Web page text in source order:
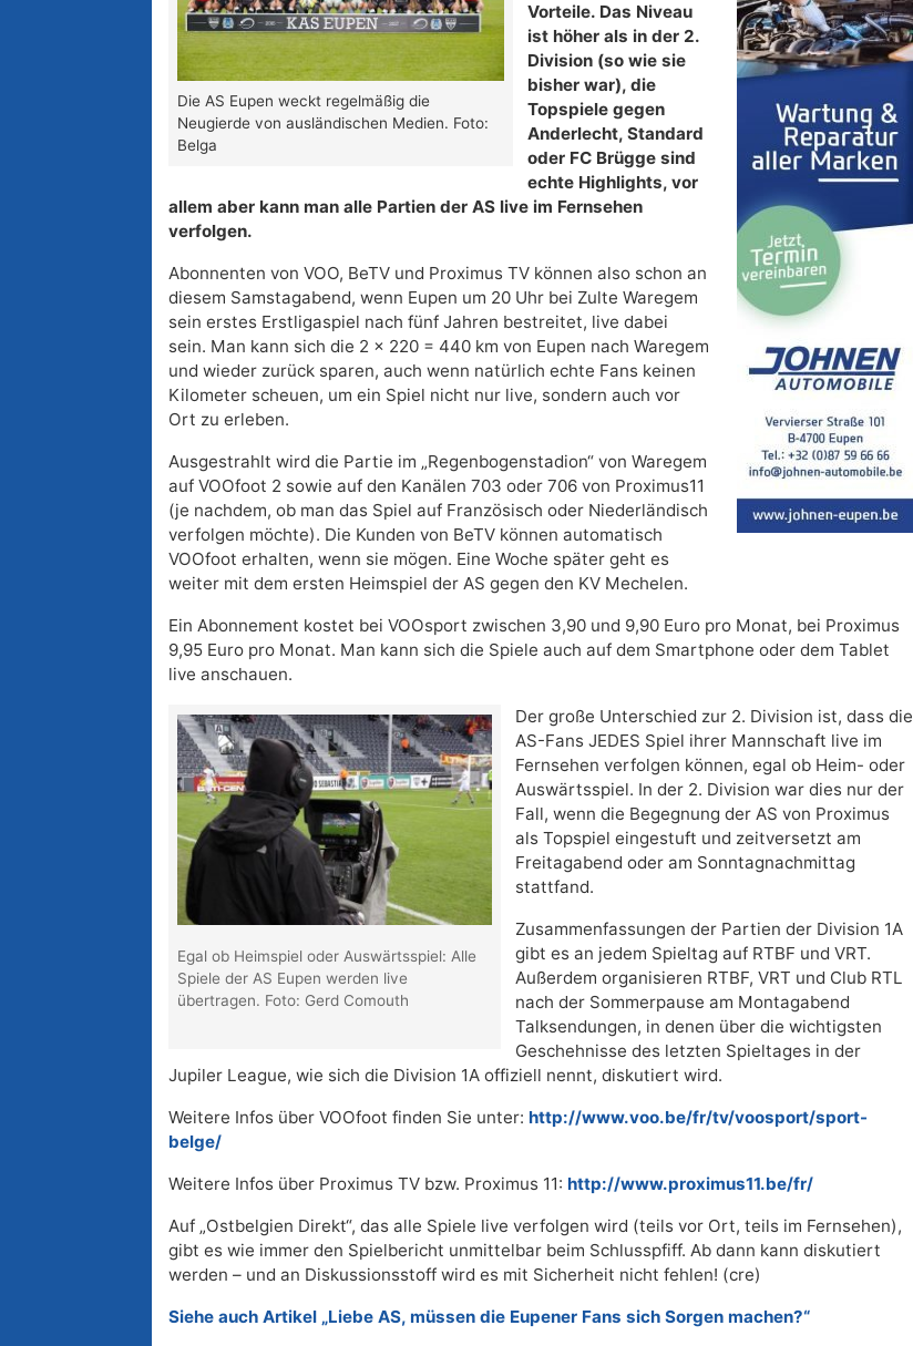
Die AS Eupen weckt regelmäßig die
Neugierde von ausländischen Medien. Foto:
Belga
Vorteile. Das Niveau
ist höher als in der 2.
Division (so wie sie
bisher war), die
Topspiele gegen
Anderlecht, Standard
oder FC Brügge sind
echte Highlights, vor
allem aber kann man alle Partien der AS live im Fernsehen
verfolgen.
Abonnenten von VOO, BeTV und Proximus TV können also schon an
diesem Samstagabend, wenn Eupen um 20 Uhr bei Zulte Waregem
sein erstes Erstligaspiel nach fünf Jahren bestreitet, live dabei
sein. Man kann sich die 2 x 220 = 440 km von Eupen nach Waregem
und wieder zurück sparen, auch wenn natürlich echte Fans keinen
Kilometer scheuen, um ein Spiel nicht nur live, sondern auch vor
Ort zu erleben.
Ausgestrahlt wird die Partie im „Regenbogenstadion“ von Waregem
auf VOOfoot 2 sowie auf den Kanälen 703 oder 706 von Proximus11
(je nachdem, ob man das Spiel auf Französisch oder Niederländisch
verfolgen möchte). Die Kunden von BeTV können automatisch
VOOfoot erhalten, wenn sie mögen. Eine Woche später geht es
weiter mit dem ersten Heimspiel der AS gegen den KV Mechelen.
Ein Abonnement kostet bei VOOsport zwischen 3,90 und 9,90 Euro pro Monat, bei Proximus
9,95 Euro pro Monat. Man kann sich die Spiele auch auf dem Smartphone oder dem Tablet
live anschauen.
Egal ob Heimspiel oder Auswärtsspiel: Alle
Spiele der AS Eupen werden live
übertragen. Foto: Gerd Comouth
Der große Unterschied zur 2. Division ist, dass die
AS-Fans JEDES Spiel ihrer Mannschaft live im
Fernsehen verfolgen können, egal ob Heim- oder
Auswärtsspiel. In der 2. Division war dies nur der
Fall, wenn die Begegnung der AS von Proximus
als Topspiel eingestuft und zeitversetzt am
Freitagabend oder am Sonntagnachmittag
stattfand.
Zusammenfassungen der Partien der Division 1A
gibt es an jedem Spieltag auf RTBF und VRT.
Außerdem organisieren RTBF, VRT und Club RTL
nach der Sommerpause am Montagabend
Talksendungen, in denen über die wichtigsten
Geschehnisse des letzten Spieltages in der
Jupiler League, wie sich die Division 1A offiziell nennt, diskutiert wird.
Weitere Infos über VOOfoot finden Sie unter: http://www.voo.be/fr/tv/voosport/sport-
belge/
Weitere Infos über Proximus TV bzw. Proximus 11: http://www.proximus11.be/fr/
Auf „Ostbelgien Direkt“, das alle Spiele live verfolgen wird (teils vor Ort, teils im Fernsehen),
gibt es wie immer den Spielbericht unmittelbar beim Schlusspfiff. Ab dann kann diskutiert
werden – und an Diskussionsstoff wird es mit Sicherheit nicht fehlen! (cre)
Siehe auch Artikel „Liebe AS, müssen die Eupener Fans sich Sorgen machen?“